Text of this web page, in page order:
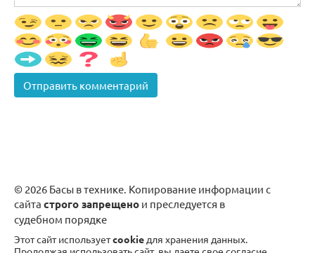
© 2026 Басы в технике. Копирование информации с
сайта строго запрещено и преследуется в
судебном порядке
Этот сайт используетcookie для хранения данных.